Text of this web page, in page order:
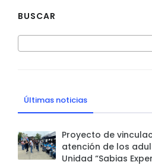
BUSCAR
Últimas noticias
Proyecto de
atención de los
Unidad “Sabias